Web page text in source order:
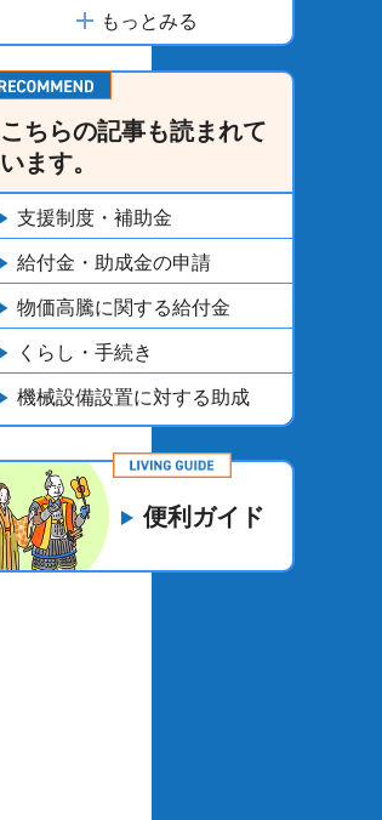
もっとみる
こちらの記事も読まれて
います。
支援制度・補助金
給付金・助成金の申請
物価高騰に関する給付金
くらし・手続き
機械設備設置に対する助成
便利ガイド